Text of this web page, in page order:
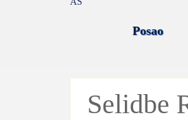
Posao
Selidbe